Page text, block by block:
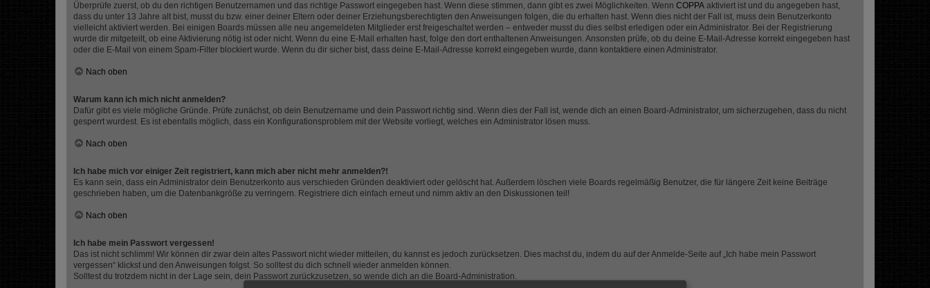
Überprüfe zuerst, ob du den richtigen Benutzernamen und das richtige Passwort eingegeben hast. Wenn diese stimmen, dann gibt es zwei Möglichkeiten. Wenn COPPA aktiviert ist und du angegeben hast,
dass du unter 13 Jahre alt bist, musst du bzw. einer deiner Eltern oder deiner Erziehungsberechtigten den Anweisungen folgen, die du erhalten hast. Wenn dies nicht der Fall ist, muss dein Benutzerkonto
vielleicht aktiviert werden. Bei einigen Boards müssen alle neu angemeldeten Mitglieder erst freigeschaltet werden – entweder musst du dies selbst erledigen oder ein Administrator. Bei der Registrierung
wurde dir mitgeteilt, ob eine Aktivierung nötig ist oder nicht. Wenn du eine E-Mail erhalten hast, folge den dort enthaltenen Anweisungen. Ansonsten prüfe, ob du deine E-Mail-Adresse korrekt eingegeben hast
oder die E-Mail von einem Spam-Filter blockiert wurde. Wenn du dir sicher bist, dass deine E-Mail-Adresse korrekt eingegeben wurde, dann kontaktiere einen Administrator.
Nach oben
Warum kann ich mich nicht anmelden?
Dafür gibt es viele mögliche Gründe. Prüfe zunächst, ob dein Benutzername und dein Passwort richtig sind. Wenn dies der Fall ist, wende dich an einen Board-Administrator, um sicherzugehen, dass du nicht
gesperrt wurdest. Es ist ebenfalls möglich, dass ein Konfigurationsproblem mit der Website vorliegt, welches ein Administrator lösen muss.
Nach oben
Ich habe mich vor einiger Zeit registriert, kann mich aber nicht mehr anmelden?!
Es kann sein, dass ein Administrator dein Benutzerkonto aus verschieden Gründen deaktiviert oder gelöscht hat. Außerdem löschen viele Boards regelmäßig Benutzer, die für längere Zeit keine Beiträge
geschrieben haben, um die Datenbankgröße zu verringern. Registriere dich einfach erneut und nimm aktiv an den Diskussionen teil!
Nach oben
Ich habe mein Passwort vergessen!
Das ist nicht schlimm! Wir können dir zwar dein altes Passwort nicht wieder mitteilen, du kannst es jedoch zurücksetzen. Dies machst du, indem du auf der Anmelde-Seite auf „Ich habe mein Passwort
vergessen“ klickst und den Anweisungen folgst. So solltest du dich schnell wieder anmelden können.
Solltest du trotzdem nicht in der Lage sein, dein Passwort zurückzusetzen, so wende dich an die Board-Administration.